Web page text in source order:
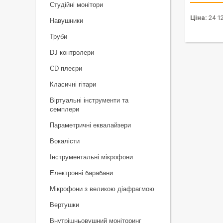
Ціна: 24
Студійні монітори
Навушники
Труби
DJ контролери
CD плеєри
Класичні гітари
Віртуальні інструменти та
семплери
Параметричні еквалайзери
Вокалісти
Інструментальні мікрофони
Електронні барабани
Мікрофони з великою діафрагмою
Вертушки
Внутрішньовушний моніторинг